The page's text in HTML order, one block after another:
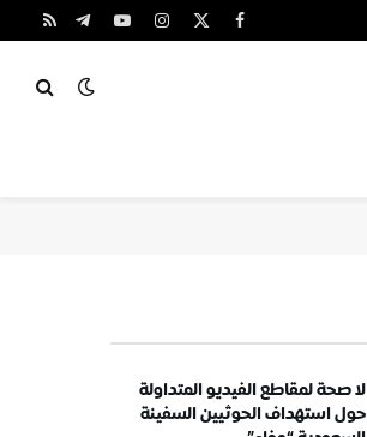
فيسبوك
X
الانستغراميوتيوبتيلقرامRSS
لا صحة لمقاطع الفيديو المتداولة
حول استهداف الحوثيين السفينة